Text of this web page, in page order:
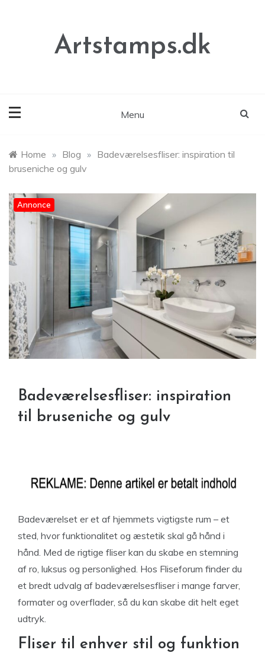
Artstamps.dk
Menu
Home » Blog » Badeværelsesfliser: inspiration til
bruseniche og gulv
Annonce
Badeværelsesfliser: inspiration
til bruseniche og gulv
Badeværelset er et af hjemmets vigtigste rum – et
sted, hvor funktionalitet og æstetik skal gå hånd i
hånd. Med de rigtige fliser kan du skabe en stemning
af ro, luksus og personlighed. Hos Fliseforum finder du
et bredt udvalg af badeværelsesfliser i mange farver,
formater og overflader, så du kan skabe dit helt eget
udtryk.
Fliser til enhver stil og funktion